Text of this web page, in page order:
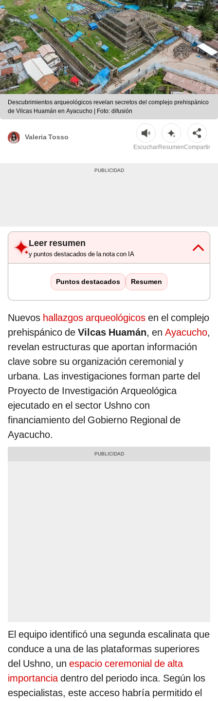
Descubrimientos arqueológicos revelan secretos del complejo prehispánico
de Vilcas Huamán en Ayacucho | Foto: difusión
Valeria Tosso
EscucharResumenCompartir
Leer resumen
y puntos destacados de la nota con IA
Puntos destacados Resumen
Nuevos hallazgos arqueológicos en el complejo
prehispánico de Vilcas Huamán, en Ayacucho,
revelan estructuras que aportan información
clave sobre su organización ceremonial y
urbana. Las investigaciones forman parte del
Proyecto de Investigación Arqueológica
ejecutado en el sector Ushno con
financiamiento del Gobierno Regional de
Ayacucho.
El equipo identificó una segunda escalinata que
conduce a una de las plataformas superiores
del Ushno, un espacio ceremonial de alta
importanciadentro del periodo inca. Según los
especialistas, este acceso habría permitido el